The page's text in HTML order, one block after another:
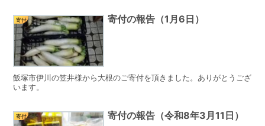
寄付 寄付の報告（1月6日）
飯塚市伊川の笠井様から大根のご寄付を頂きました。ありがとうござ
います。
寄付 寄付の報告（令和8年3月11日）